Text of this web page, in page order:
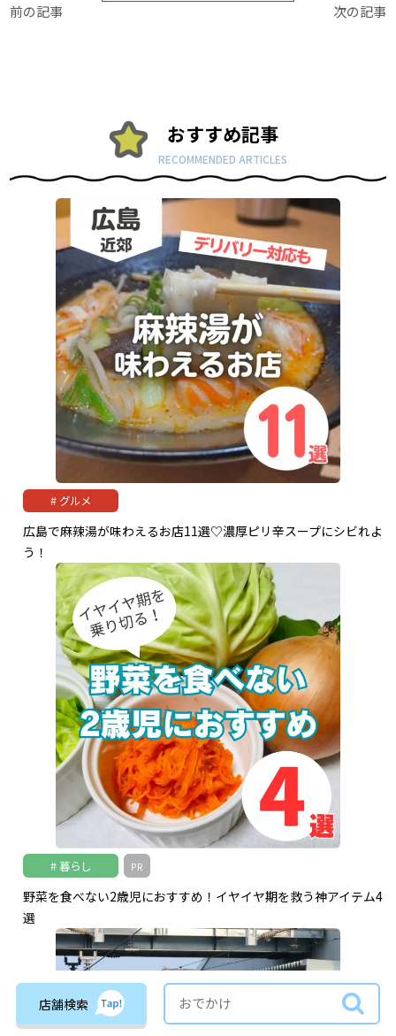
前の記事 次の記事
おすすめ記事
RECOMMENDED ARTICLES
グルメ
広島で麻辣湯が味わえるお店11選♡濃厚ピリ辛スープにシビれよ
う！
暮らし PR
野菜を食べない2歳児におすすめ！イヤイヤ期を救う神アイテム4
選
店舗検索